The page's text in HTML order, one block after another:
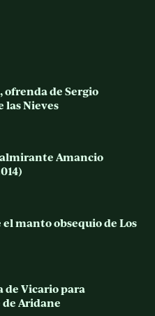
ofrenda de Sergio
las Nieves
almirante Amancio
manto obsequio de Los
de Vicario para
Aridane